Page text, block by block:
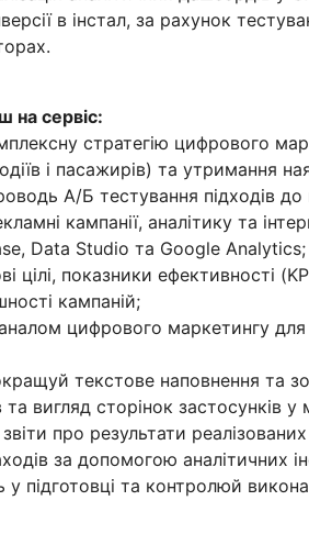
в інстал, за рахунок
на сервіс:
стратегію цифрового
і пасажирів) та утримання
А/Б тестування підходів до
кампанії, аналітику та
Data Studio та Google Analytics;
цілі, показники ефективності
кампаній;
цифрового маркетингу для
текстове наповнення та
та вигляд сторінок застосунків у
звіти про результати
за допомогою аналітичних
підготовці та контролюй